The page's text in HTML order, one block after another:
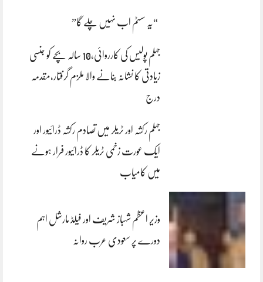
“یہ سسٹم اب نہیں چلے گا”
جہلم پولیس کی کارروائی،10 سالہ بچے کو جنسی
زیادتی کا نشانہ بنانے والا ملزم گرفتار،مقدمہ
درج
جہلم رکشہ اور ٹریلر میں تصادم رکشہ ڈرائیور اور
ایک عورت زخمی ٹریلر کا ڈرائیور فرار ہونے
میں کامیاب
وزیر اعظم شہباز شریف اور فیلڈ مارشل اہم
دورے پر سعودی عرب روانہ